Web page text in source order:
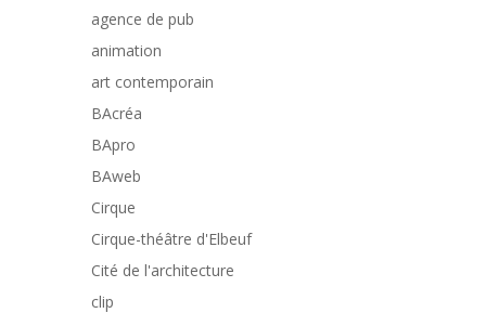
agence de pub
animation
art contemporain
BAcréa
BApro
BAweb
Cirque
Cirque-théâtre d'Elbeuf
Cité de l'architecture
clip